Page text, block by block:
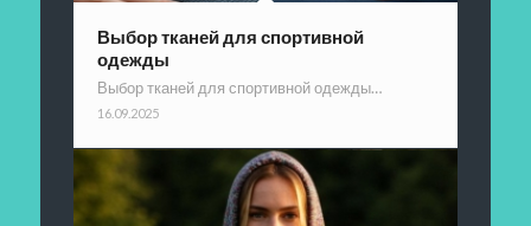
Выбор тканей для спортивной
одежды
Выбор тканей для спортивной одежды…
16.09.2025